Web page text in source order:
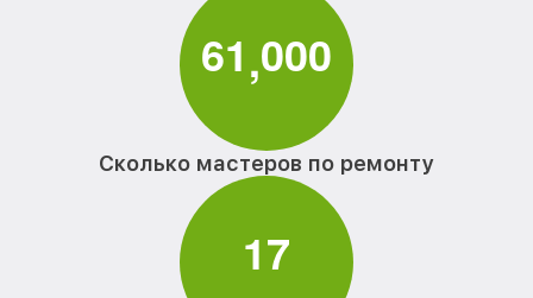
61,000
Сколько мастеров по ремонту
17